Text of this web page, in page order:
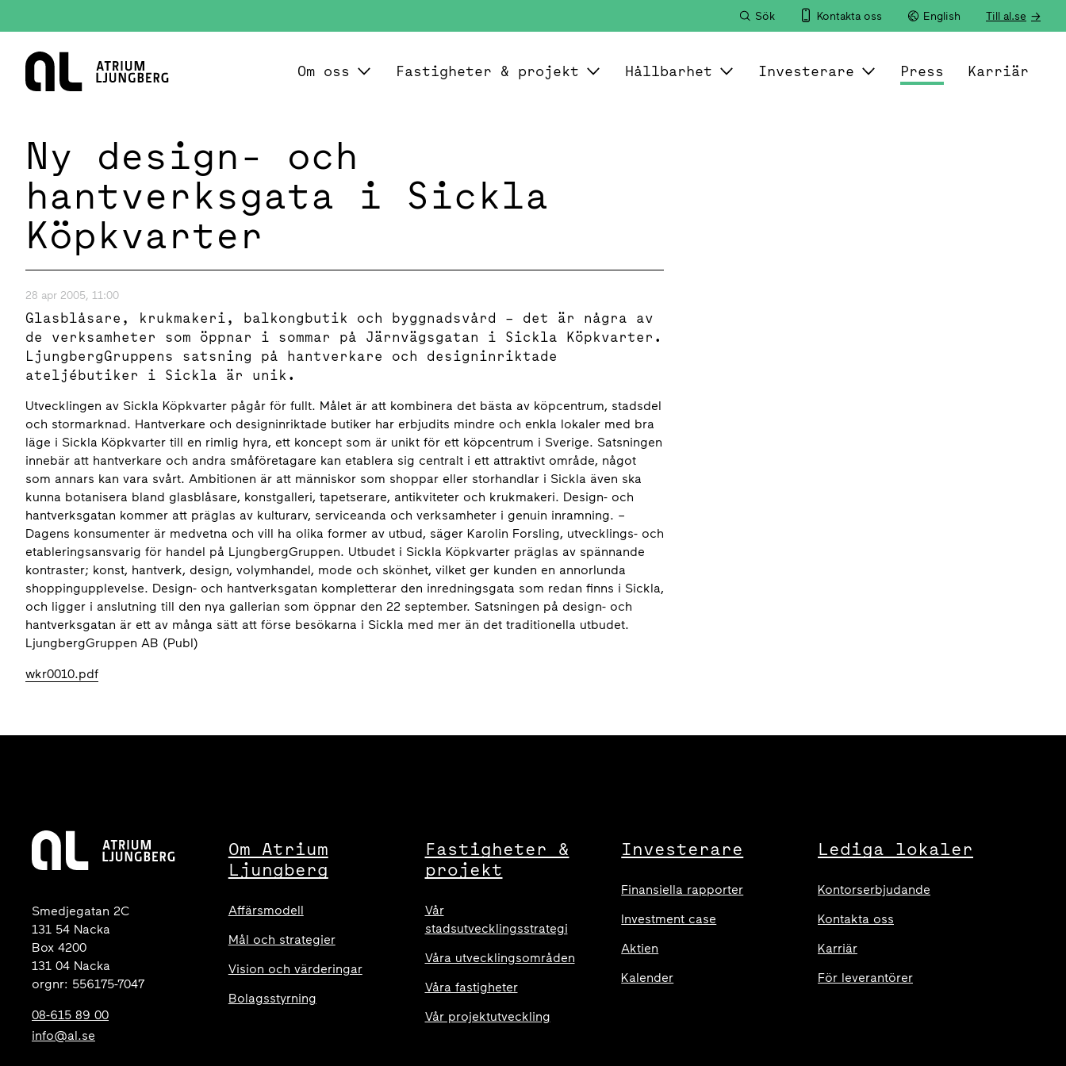
Sök Kontakta oss English Till al.se
Hem
Om oss Fastigheter & projekt Hållbarhet Investerare Press Karriär
Ny design- och
hantverksgata i Sickla
Köpkvarter
28 apr 2005, 11:00
Glasblåsare, krukmakeri, balkongbutik och byggnadsvård – det är några av
de verksamheter som öppnar i sommar på Järnvägsgatan i Sickla Köpkvarter.
LjungbergGruppens satsning på hantverkare och designinriktade
ateljébutiker i Sickla är unik.
Utvecklingen av Sickla Köpkvarter pågår för fullt. Målet är att kombinera det bästa av köpcentrum, stadsdel
och stormarknad. Hantverkare och designinriktade butiker har erbjudits mindre och enkla lokaler med bra
läge i Sickla Köpkvarter till en rimlig hyra, ett koncept som är unikt för ett köpcentrum i Sverige. Satsningen
innebär att hantverkare och andra småföretagare kan etablera sig centralt i ett attraktivt område, något
som annars kan vara svårt. Ambitionen är att människor som shoppar eller storhandlar i Sickla även ska
kunna botanisera bland glasblåsare, konstgalleri, tapetserare, antikviteter och krukmakeri. Design- och
hantverksgatan kommer att präglas av kulturarv, serviceanda och verksamheter i genuin inramning. –
Dagens konsumenter är medvetna och vill ha olika former av utbud, säger Karolin Forsling, utvecklings- och
etableringsansvarig för handel på LjungbergGruppen. Utbudet i Sickla Köpkvarter präglas av spännande
kontraster; konst, hantverk, design, volymhandel, mode och skönhet, vilket ger kunden en annorlunda
shoppingupplevelse. Design- och hantverksgatan kompletterar den inredningsgata som redan finns i Sickla,
och ligger i anslutning till den nya gallerian som öppnar den 22 september. Satsningen på design- och
hantverksgatan är ett av många sätt att förse besökarna i Sickla med mer än det traditionella utbudet.
LjungbergGruppen AB (Publ)
wkr0010.pdf
Smedjegatan 2C
131 54 Nacka
Box 4200
131 04 Nacka
orgnr: 556175-7047
08-615 89 00
info@al.se
Om Atrium
Ljungberg
Affärsmodell
Mål och strategier
Vision och värderingar
Bolagsstyrning
Fastigheter &
projekt
Vår
stadsutvecklingsstrategi
Våra utvecklingsområden
Våra fastigheter
Vår projektutveckling
Investerare
Finansiella rapporter
Investment case
Aktien
Kalender
Lediga lokaler
Kontorserbjudande
Kontakta oss
Karriär
För leverantörer